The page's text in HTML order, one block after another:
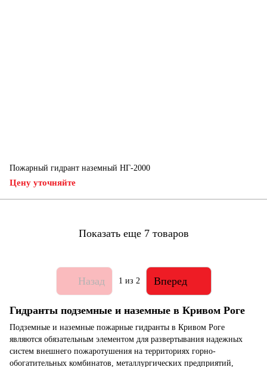
Пожарный гидрант наземный НГ-2000
Цену уточняйте
Показать еще 7 товаров
Назад 1 из 2 Вперед
Гидранты подземные и наземные в Кривом Роге
Подземные и наземные пожарные гидранты в Кривом Роге
являются обязательным элементом для развертывания надежных
систем внешнего пожаротушения на территориях горно-
обогатительных комбинатов, металлургических предприятий,